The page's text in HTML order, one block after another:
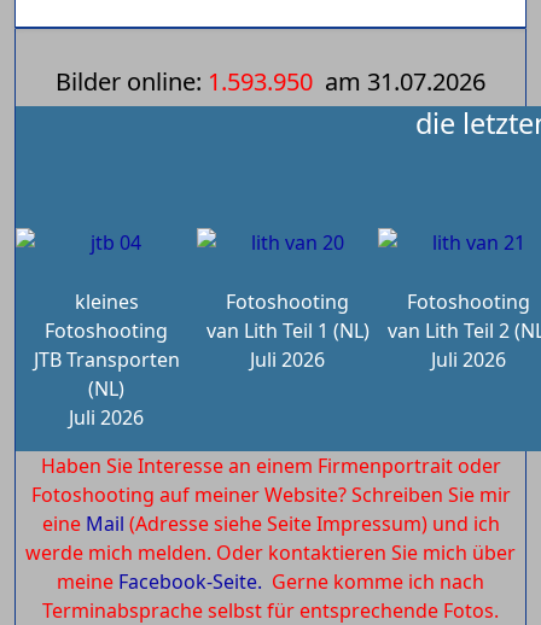
Bilder online: 1.593.950 am 31.07.2026
die
kleines
Fotoshooting
JTB Transporten
(NL)
Juli 2026
Fotoshooting
van Lith Teil 1 (NL)
Juli 2026
Fotoshooting
van Lith Teil 2
Juli 2026
Haben Sie Interesse an einem Firmenportrait oder
Fotoshooting auf meiner Website? Schreiben Sie mir
eine Mail (Adresse siehe Seite Impressum) und ich
werde mich melden. Oder kontaktieren Sie mich über
meine Facebook-Seite. Gerne komme ich nach
Terminabsprache selbst für entsprechende Fotos.